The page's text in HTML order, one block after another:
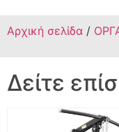
Αρχική σελίδα /
Δείτε